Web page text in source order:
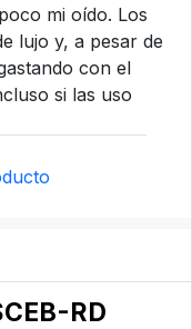
mi oído. Los
lujo y, a pesar de
con el
si las uso
RD